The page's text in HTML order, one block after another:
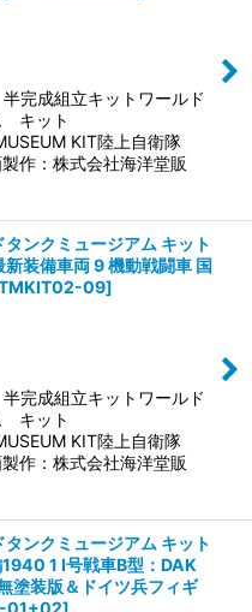
完成組立キットワールド
キット
KIT陸上自衛隊
作：株式会社海洋堂販
ンクミュージアム キット
装備車両 9 機動戦闘車 国
09]
完成組立キットワールド
キット
KIT陸上自衛隊
作：株式会社海洋堂販
ンクミュージアム キット
1 I号戦車B型：DAK
塗装版＆ドイツ兵フィギ
01+02]